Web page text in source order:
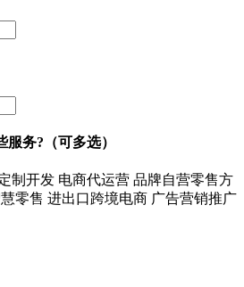
务?（可多选）
制开发 电商代运营 品牌自营零售方
零售 进出口跨境电商 广告营销推广